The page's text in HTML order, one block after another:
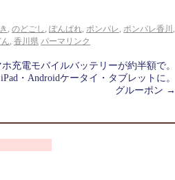
, のどごし , ぽんぱれ, ポンパレ, ポンパレ香川 ,
, 香川県 パーマリンク
ホ充電モバイルバッテリーが約半額で。
・Androidケータイ・タブレットに。
グルーポン →